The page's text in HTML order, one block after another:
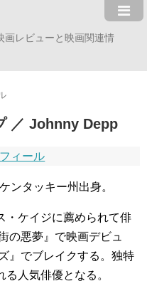
画レビューと映画関連情
／ Johnny Depp
ィール
ンタッキー州出身。
・ケイジに薦められて俳
の悪夢』で映画デビュ
』でブレイクする。独特
人気俳優となる。